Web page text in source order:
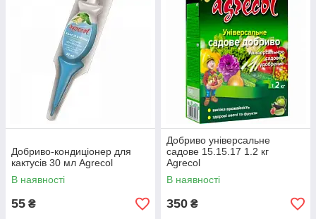
Добриво-кондиціонер для
кактусів 30 мл Agrecol
В наявності
55 ₴
Добриво універсальне
садове 15.15.17 1.2 кг
Agrecol
В наявності
350 ₴